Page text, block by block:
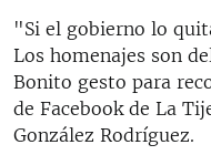
"Si el gobierno lo
Los homenajes son
Bonito gesto para
de Facebook de La
González Rodríguez.